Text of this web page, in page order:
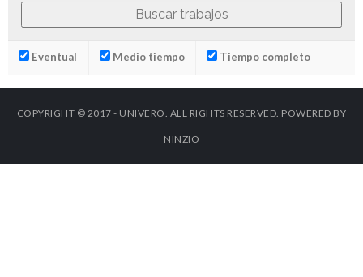
Eventual Medio tiempo Tiempo completo
COPYRIGHT © 2017 - UNIVERO. ALL RIGHTS RESERVED. POWERED BY
NINZIO